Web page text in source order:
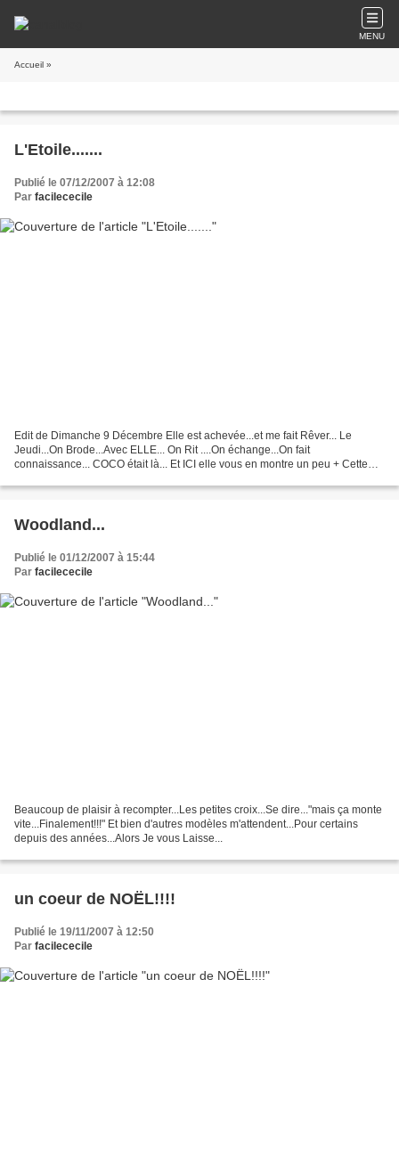
MENU
Accueil »
L'Etoile.......
Publié le 07/12/2007 à 12:08
Par facilececile
Edit de Dimanche 9 Décembre Elle est achevée...et me fait Rêver... Le
Jeudi...On Brode...Avec ELLE... On Rit ....On échange...On fait
connaissance... COCO était là... Et ICI elle vous en montre un peu + Cette
Woodland...
Publié le 01/12/2007 à 15:44
Par facilececile
Beaucoup de plaisir à recompter...Les petites croix...Se dire..."mais ça monte
vite...Finalement!!!" Et bien d'autres modèles m'attendent...Pour certains
depuis des années...Alors Je vous Laisse...
un coeur de NOËL!!!!
Publié le 19/11/2007 à 12:50
Par facilececile